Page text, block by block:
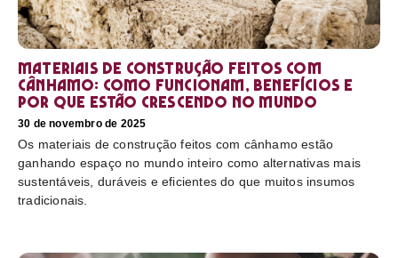
Materiais de construção feitos com
cânhamo: como funcionam, benefícios e
por que estão crescendo no mundo
30 de novembro de 2025
Os materiais de construção feitos com cânhamo estão
ganhando espaço no mundo inteiro como alternativas mais
sustentáveis, duráveis e eficientes do que muitos insumos
tradicionais.